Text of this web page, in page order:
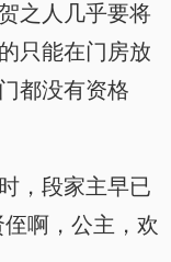
之人几乎要将
只能在门房放
都没有资格
，段家主早已
啊，公主，欢